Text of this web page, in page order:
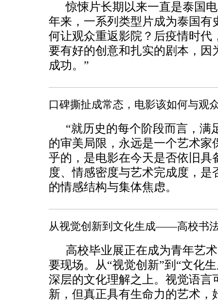
惊悚片长期以来一直是泰国
年来，一系列类型片成为泰国有
何让观众重返影院？后疫情时代
要有好的创意和扎实的剧本，因
成功。”
口碑撕扯成常态，电影该如何与观
“就历史的每个阶段而言，满
的审美局限，永远是一个艺术家
乎的，是电影在今天是否依旧具
度、情感密度与艺术完成度，
的情感结构与集体焦虑。
从视觉创新到文化生成——高校书
高校毕业展正在成为青年艺
要现场。从“视觉创新”到“文化
深层的文化理解之上。视觉语言
新，但真正具有生命力的艺术